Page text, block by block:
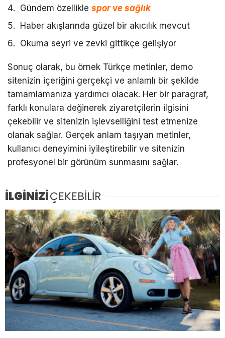
Gündem özellikle spor ve sağlık
Haber akışlarında güzel bir akıcılık mevcut
Okuma seyri ve zevki gittikçe gelişiyor
Sonuç olarak, bu örnek Türkçe metinler, demo
sitenizin içeriğini gerçekçi ve anlamlı bir şekilde
tamamlamanıza yardımcı olacak. Her bir paragraf,
farklı konulara değinerek ziyaretçilerin ilgisini
çekebilir ve sitenizin işlevselliğini test etmenize
olanak sağlar. Gerçek anlam taşıyan metinler,
kullanıcı deneyimini iyileştirebilir ve sitenizin
profesyonel bir görünüm sunmasını sağlar.
İLGİNİZİÇEKEBİLİR